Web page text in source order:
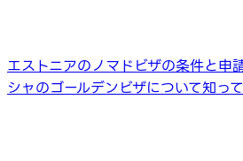
エストニアのノマドビザの条件と申
シャのゴールデンビザについて知っ